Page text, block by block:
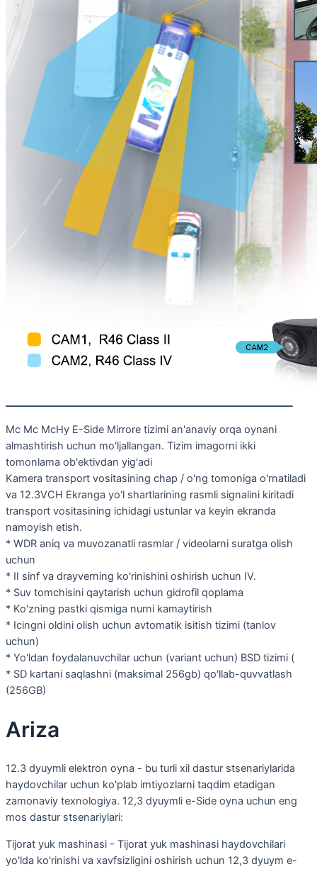
Mc Mc McHy E-Side Mirrore tizimi an'anaviy orqa oynani
almashtirish uchun mo'ljallangan. Tizim imagorni ikki
tomonlama ob'ektivdan yig'adi
Kamera transport vositasining chap / o'ng tomoniga o'rnatiladi
va 12.3VCH Ekranga yo'l shartlarining rasmli signalini kiritadi
transport vositasining ichidagi ustunlar va keyin ekranda
namoyish etish.
* WDR aniq va muvozanatli rasmlar / videolarni suratga olish
uchun
* II sinf va drayverning ko'rinishini oshirish uchun IV.
* Suv tomchisini qaytarish uchun gidrofil qoplama
* Ko'zning pastki qismiga nurni kamaytirish
* Icingni oldini olish uchun avtomatik isitish tizimi (tanlov
uchun)
* Yo'ldan foydalanuvchilar uchun (variant uchun) BSD tizimi (
* SD kartani saqlashni (maksimal 256gb) qo'llab-quvvatlash
(256GB)
Ariza
12.3 dyuymli elektron oyna - bu turli xil dastur stsenariylarida
haydovchilar uchun ko'plab imtiyozlarni taqdim etadigan
zamonaviy texnologiya. 12,3 dyuymli e-Side oyna uchun eng
mos dastur stsenariylari:
Tijorat yuk mashinasi - Tijorat yuk mashinasi haydovchilari
yo'lda ko'rinishi va xavfsizligini oshirish uchun 12,3 dyuym e-